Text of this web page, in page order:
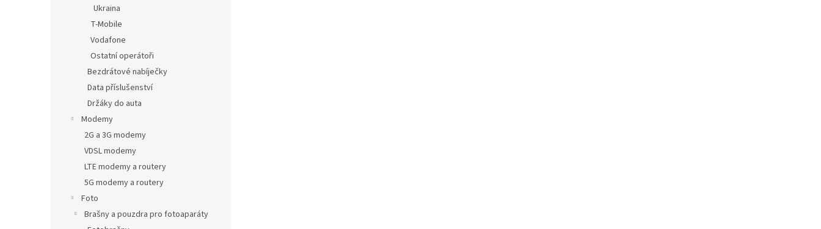
Ukraina
T-Mobile
Vodafone
Ostatní operátoři
Bezdrátové nabíječky
Data příslušenství
Držáky do auta
Modemy
2G a 3G modemy
VDSL modemy
LTE modemy a routery
5G modemy a routery
Foto
Brašny a pouzdra pro fotoaparáty